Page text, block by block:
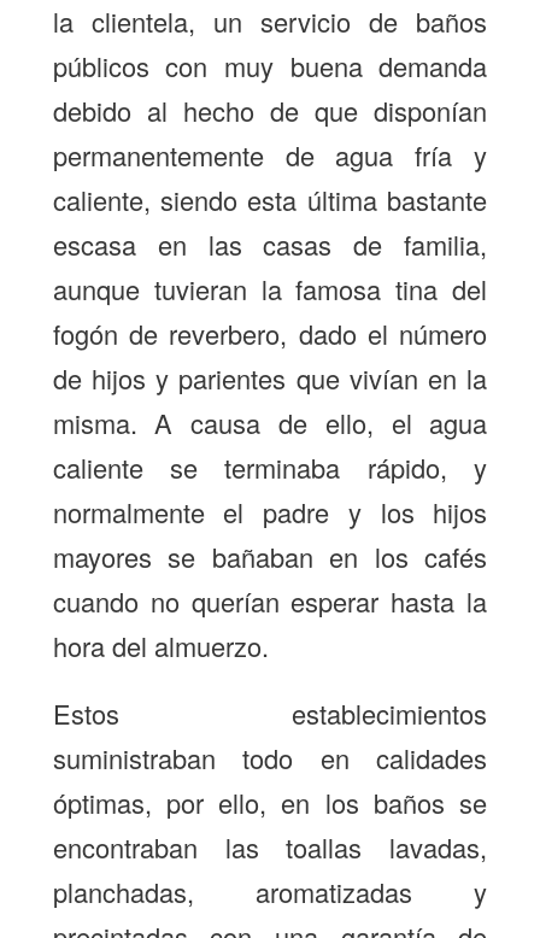
la clientela, un servicio de baños
públicos con muy buena demanda
debido al hecho de que disponían
permanentemente de agua fría y
caliente, siendo esta última bastante
escasa en las casas de familia,
aunque tuvieran la famosa tina del
fogón de reverbero, dado el número
de hijos y parientes que vivían en la
misma. A causa de ello, el agua
caliente se terminaba rápido, y
normalmente el padre y los hijos
mayores se bañaban en los cafés
cuando no querían esperar hasta la
hora del almuerzo.
Estos establecimientos
suministraban todo en calidades
óptimas, por ello, en los baños se
encontraban las toallas lavadas,
planchadas, aromatizadas y